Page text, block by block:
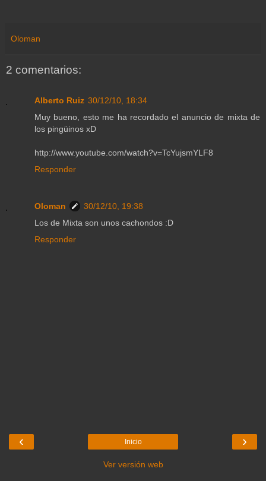
Oloman
2 comentarios:
Alberto Ruiz 30/12/10, 18:34
Muy bueno, esto me ha recordado el anuncio de mixta de
los pingüinos xD
http://www.youtube.com/watch?v=TcYujsmYLF8
Responder
Oloman
30/12/10, 19:38
Los de Mixta son unos cachondos :D
Responder
‹ ›
Inicio
Ver versión web